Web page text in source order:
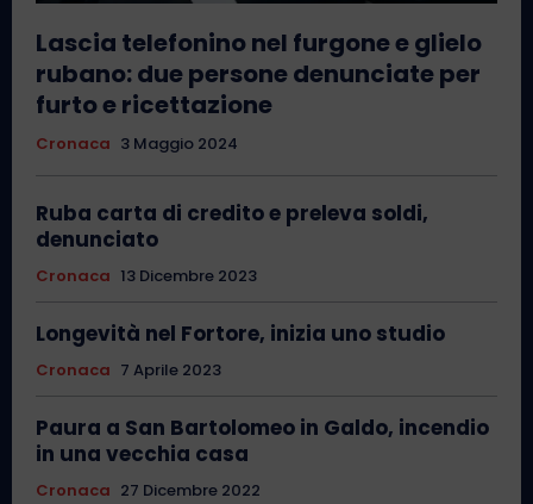
Lascia telefonino nel furgone e glielo
rubano: due persone denunciate per
furto e ricettazione
Cronaca 3 Maggio 2024
Ruba carta di credito e preleva soldi,
denunciato
Cronaca 13 Dicembre 2023
Longevità nel Fortore, inizia uno studio
Cronaca 7 Aprile 2023
Paura a San Bartolomeo in Galdo, incendio
in una vecchia casa
Cronaca 27 Dicembre 2022